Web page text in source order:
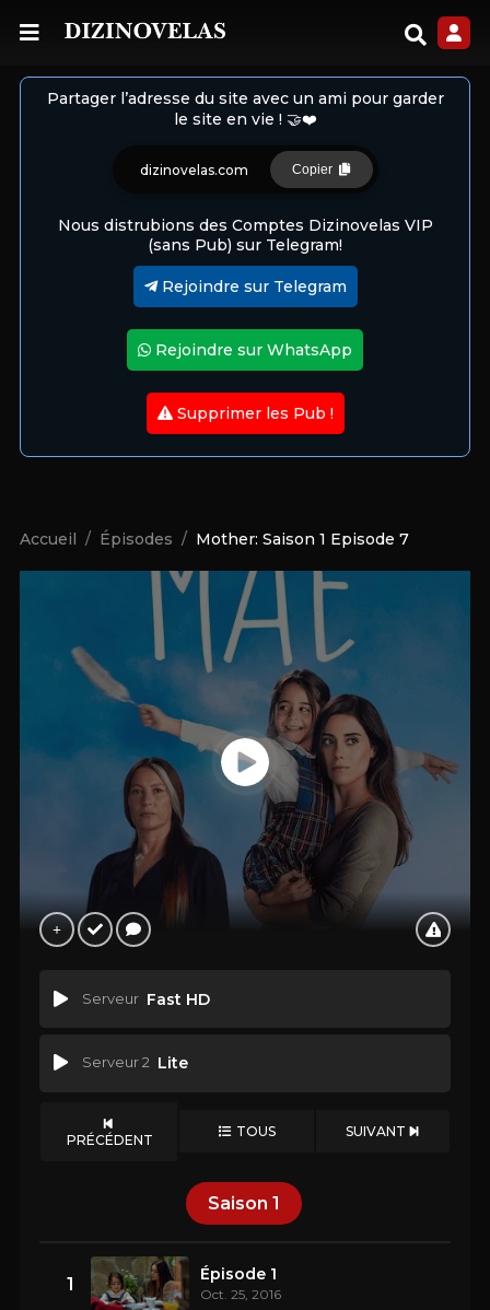
Partager l’adresse du site avec un ami pour garder
le site en vie ! 🤝❤️
dizinovelas.com Copier
Nous distrubions des Comptes Dizinovelas VIP
(sans Pub) sur Telegram!
Rejoindre sur Telegram
Rejoindre sur WhatsApp
Supprimer les Pub !
Accueil Épisodes Mother: Saison 1 Episode 7
Serveur Fast HD
Serveur 2 Lite
PRÉCÉDENT TOUS SUIVANT
Saison 1
1 Épisode 1
Oct. 25, 2016